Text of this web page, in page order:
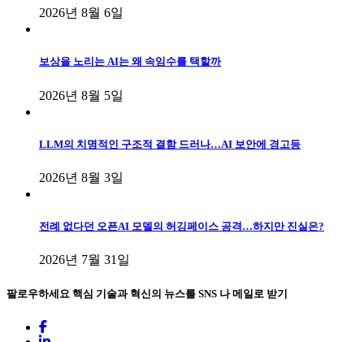
2026년 8월 6일
보상을 노리는 AI는 왜 속임수를 택할까
2026년 8월 5일
LLM의 치명적인 구조적 결함 드러나…AI 보안에 경고등
2026년 8월 3일
전례 없다던 오픈AI 모델의 허깅페이스 공격…하지만 진실은?
2026년 7월 31일
팔로우하세요 핵심 기술과 혁신의 뉴스를 SNS 나 메일로 받기